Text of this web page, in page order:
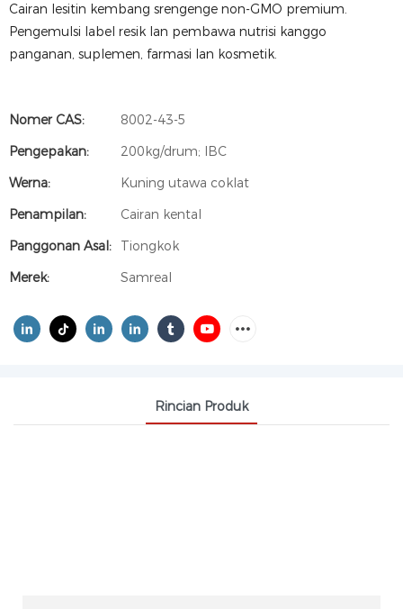
Cairan lesitin kembang srengenge non-GMO premium.
Pengemulsi label resik lan pembawa nutrisi kanggo
panganan, suplemen, farmasi lan kosmetik.
Nomer CAS:
8002-43-5
Pengepakan:
200kg/drum; IBC
Werna:
Kuning utawa coklat
Penampilan:
Cairan kental
Panggonan Asal:
Tiongkok
Merek:
Samreal
Rincian Produk